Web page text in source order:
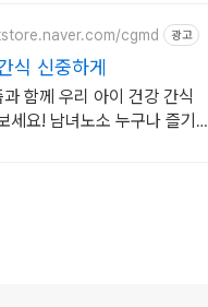
cgmd 광고
식 신중하게
함께 우리 아이 건강 간식
세요! 남녀노소 누구나 즐기는